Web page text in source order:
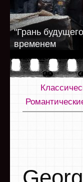
"Грань
временем